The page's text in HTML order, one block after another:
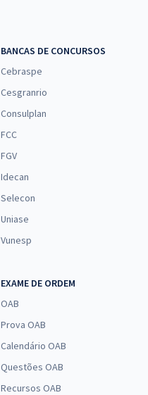
BANCAS DE CONCURSOS
Cebraspe
Cesgranrio
Consulplan
FCC
FGV
Idecan
Selecon
Uniase
Vunesp
EXAME DE ORDEM
OAB
Prova OAB
Calendário OAB
Questões OAB
Recursos OAB